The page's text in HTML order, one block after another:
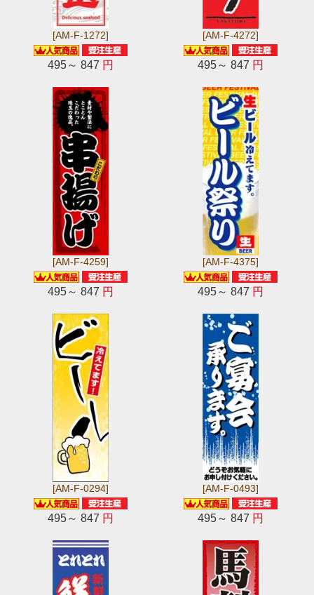
[AM-F-1272]
495～ 847 円
[AM-F-4272]
495～ 847 円
[AM-F-4259]
495～ 847 円
[AM-F-4375]
495～ 847 円
[AM-F-0294]
495～ 847 円
[AM-F-0493]
495～ 847 円